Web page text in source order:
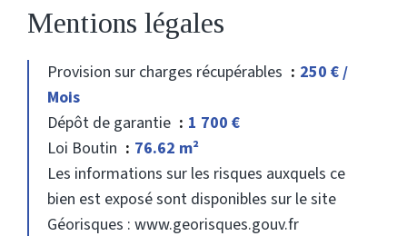
Mentions légales
Provision sur charges récupérables
250 € /
Mois
Dépôt de garantie
1 700 €
Loi Boutin
76.62 m²
Les informations sur les risques auxquels ce
bien est exposé sont disponibles sur le site
Géorisques : www.georisques.gouv.fr